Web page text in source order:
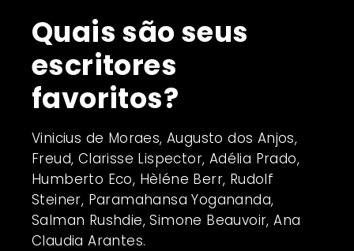
Quais são seus
escritores
favoritos?
Vinicius de Moraes, Augusto dos Anjos,
Freud, Clarisse Lispector, Adélia Prado,
Humberto Eco, Hèléne Berr, Rudolf
Steiner, Paramahansa Yogananda,
Salman Rushdie, Simone Beauvoir, Ana
Claudia Arantes.